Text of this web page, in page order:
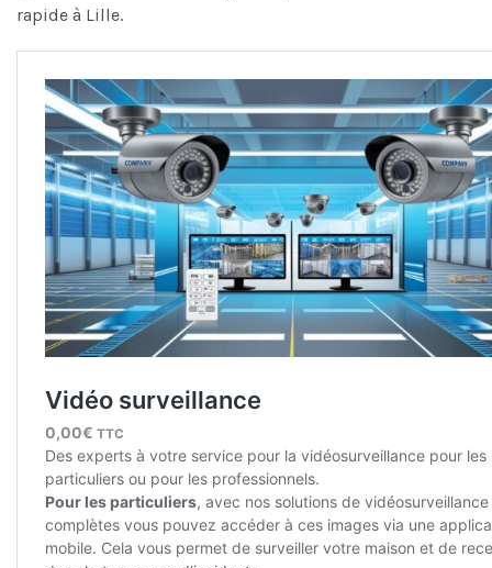
rapide à Lille.